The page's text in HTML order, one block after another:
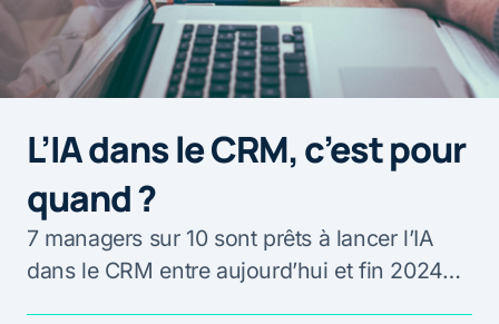
L’IA dans le CRM, c’est pour
quand ?
7 managers sur 10 sont prêts à lancer l’IA
dans le CRM entre aujourd’hui et fin 2024…